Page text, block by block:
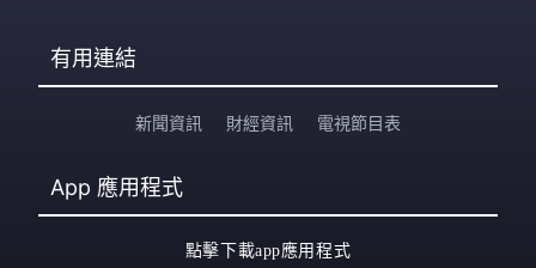
有用連結
新聞資訊 財經資訊 電視節目表
App 應用程式
點擊下載app應用程式